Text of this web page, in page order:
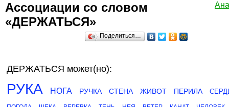
Ассоциации со словом
«ДЕРЖАТЬСЯ»
Поделиться…
ДЕРЖАТЬСЯ может(но):
РУКА НОГА РУЧКА СТЕНА ЖИВОТ ПЕРИЛА